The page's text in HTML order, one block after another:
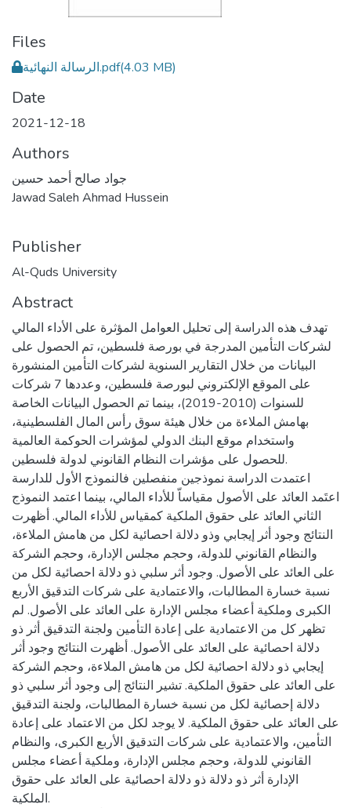
Files
الرسالة النهائية.pdf(4.03 MB)
Date
2021-12-18
Authors
جواد صالح أحمد حسين
Jawad Saleh Ahmad Hussein
Publisher
Al-Quds University
Abstract
تهدف هذه الدراسة إلى تحليل العوامل المؤثرة على الأداء المالي
لشركات التأمين المدرجة في بورصة فلسطين، تم الحصول على
البيانات من خلال التقارير السنوية لشركات التأمين المنشورة
على الموقع الإلكتروني لبورصة فلسطين، وعددها 7 شركات
للسنوات (2010-2019)، بينما تم الحصول البيانات الخاصة
بهامش الملاءة من خلال هيئة سوق رأس المال الفلسطينية،
واستخدام موقع البنك الدولي لمؤشرات الحوكمة العالمية
للحصول على مؤشرات النظام القانوني لدولة فلسطين.
اعتمدت الدراسة نموذجين منفصلين فالنموذج الأول للدارسة
اعتَمد العائد على الأصول مقياساّ للأداء المالي، بينما اعتمد النموذج
الثاني العائد على حقوق الملكية كمقياس للأداء المالي. أظهرت
النتائج وجود أثر إيجابي وذو دلالة احصائية لكل من هامش الملاءة،
والنظام القانوني للدولة، وحجم مجلس الإدارة، وحجم الشركة
على العائد على الأصول. وجود أثر سلبي ذو دلالة احصائية لكل من
نسبة خسارة المطالبات، والاعتمادية على شركات التدقيق الأربع
الكبرى وملكية أعضاء مجلس الإدارة على العائد على الأصول. لم
تظهر كل من الاعتمادية على إعادة التأمين ولجنة التدقيق أثر ذو
دلالة احصائية على العائد على الأصول. أظهرت النتائج وجود أثر
إيجابي ذو دلالة احصائية لكل من هامش الملاءة، وحجم الشركة
على العائد على حقوق الملكية. تشير النتائج إلى وجود أثر سلبي ذو
دلالة إحصائية لكل من نسبة خسارة المطالبات، ولجنة التدقيق
على العائد على حقوق الملكية. لا يوجد لكل من الاعتماد على إعادة
التأمين، والاعتمادية على شركات التدقيق الأربع الكبرى، والنظام
القانوني للدولة، وحجم مجلس الإدارة، وملكية أعضاء مجلس
الإدارة أثر ذو دلالة ذو دلالة احصائية على العائد على حقوق
الملكية.